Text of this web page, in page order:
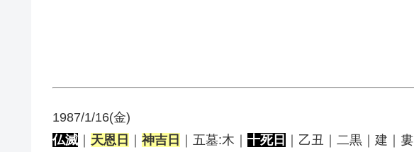
1987/1/16(金)
仏滅
天恩日 神吉日 ｜五墓:木｜ 十死日 ｜乙丑｜二黒｜建｜婁